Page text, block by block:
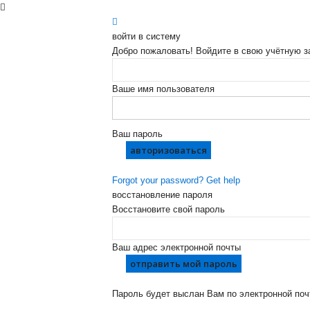
войти в систему
Добро пожаловать! Войдите в свою учётную
Ваше имя пользователя
Ваш пароль
Forgot your password? Get help
восстановление пароля
Восстановите свой пароль
Ваш адрес электронной почты
Пароль будет выслан Вам по электронной